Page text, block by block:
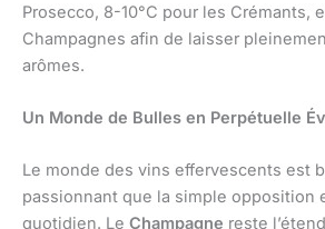
Prosecco, 8-10°C pour les Crémants,
Champagnes afin de laisser
arômes.
Un Monde de Bulles en Perpétuelle
Le monde des vins effervescents est
passionnant que la simple opposition
quotidien. Le Champagne reste